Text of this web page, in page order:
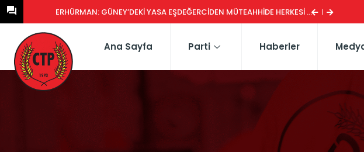
ERHÜRMAN: GÜNEY’DEKI YASA EŞDEĞERCIDEN MÜTEAHHIDE HERKESI ... CTP
Ana Sayfa Parti Haberler